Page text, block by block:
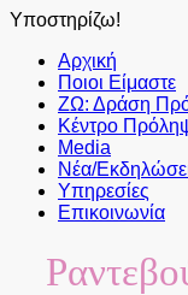
Υποστηρίζω!
Αρχική
Ποιοι Είμαστε
ΖΩ: Δράση
Κέντρο
Media
Νέα/
Υπηρεσίες
Επικοινωνία